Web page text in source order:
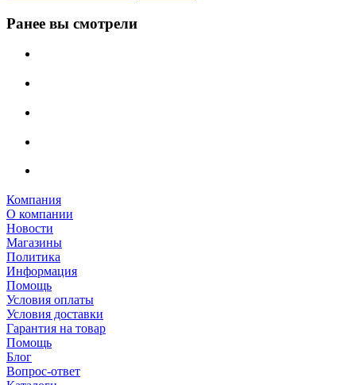
Ранее вы смотрели
Компания
О компании
Новости
Магазины
Политика
Информация
Помощь
Условия оплаты
Условия доставки
Гарантия на товар
Помощь
Блог
Вопрос-ответ